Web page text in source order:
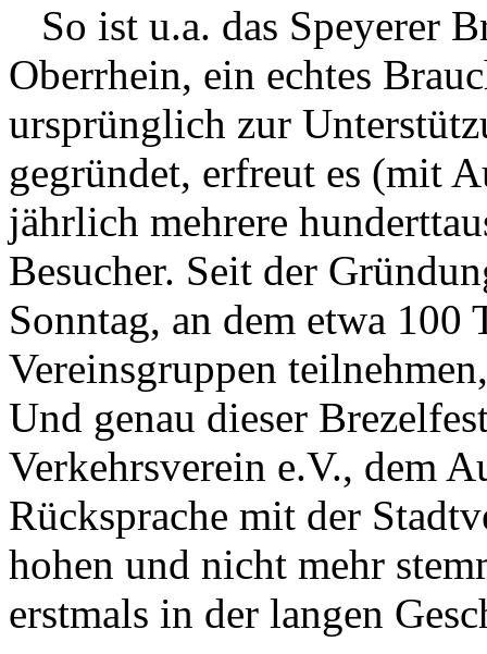
So ist u.a. das Speyerer
Oberrhein, ein echtes
ursprünglich zur
gegründet, erfreut es (mit
jährlich mehrere
Besucher. Seit der
Sonntag, an dem etwa
Vereinsgruppen
Und genau dieser
Verkehrsverein e.V., dem
Rücksprache mit der
hohen und nicht mehr
erstmals in der langen